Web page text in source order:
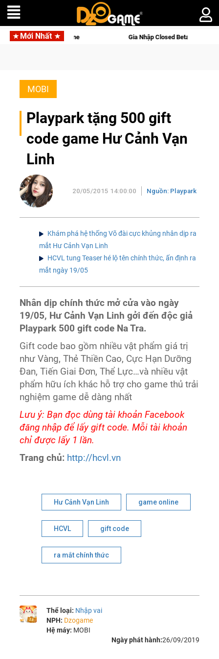
Mới Nhất
Palworld Online Gia Nhập Closed Beta Norse Saga:
MOBI
Playpark tặng 500 gift
code game Hư Cảnh Vạn
Linh
20/05/2015 14:00:00 Nguồn: Playpark
Khám phá hệ thống Võ đài cực khủng nhân dịp ra
mắt Hư Cảnh Vạn Linh
HCVL tung Teaser hé lộ tên chính thức, ấn định ra
mắt ngày 19/05
Nhân dịp chính thức mở cửa vào ngày
19/05, Hư Cảnh Vạn Linh gởi đến độc giả
Playpark 500 gift code Na Tra.
Gift code bao gồm nhiều vật phẩm giá trị
như Vàng, Thẻ Thiền Cao, Cực Hạn Dưỡng
Đan, Tiến Giai Đơn, Thể Lực…và nhiều vật
phẩm hữu ích khác hỗ trợ cho game thủ trải
nghiệm game dễ dàng nhất
Lưu ý: Bạn đọc dùng tài khoản Facebook
đăng nhập để lấy gift code. Mỗi tài khoản
chỉ được lấy 1 lần.
Trang chủ: http://hcvl.vn
Hư Cảnh Vạn Linh game online
HCVL gift code
ra mắt chính thức
Thể loại: Nhập vai
NPH: Dzogame
Hệ máy: MOBI
Ngày phát hành:26/09/2019